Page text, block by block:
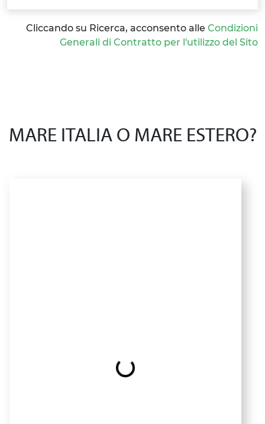
Cliccando su Ricerca, acconsento alle Condizioni
Generali di Contratto per l'utilizzo del Sito
MARE ITALIA O MARE ESTERO?